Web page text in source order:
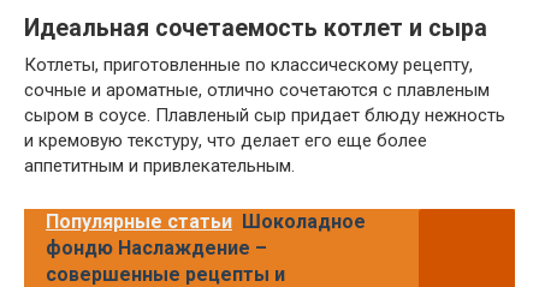
Идеальная сочетаемость котлет и сыра
Котлеты, приготовленные по классическому рецепту,
сочные и ароматные, отлично сочетаются с плавленым
сыром в соусе. Плавленый сыр придает блюду нежность
и кремовую текстуру, что делает его еще более
аппетитным и привлекательным.
Популярные статьи Шоколадное
фондю Наслаждение –
совершенные рецепты и